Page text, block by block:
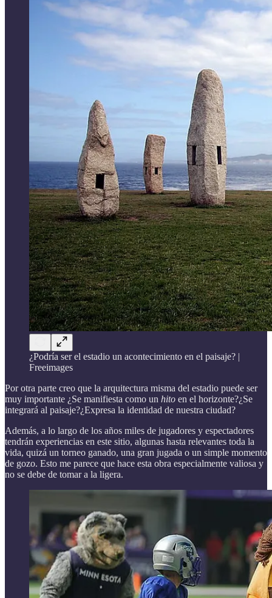
¿Podría ser el estadio un acontecimiento en el paisaje? |
Freeimages
Por otra parte creo que la arquitectura misma del estadio puede ser
muy importante ¿Se manifiesta como un hito en el horizonte?¿Se
integrará al paisaje?¿Expresa la identidad de nuestra ciudad?
Además, a lo largo de los años miles de jugadores y espectadores
tendrán experiencias en este sitio, algunas hasta relevantes toda la
vida, quizá un torneo ganado, una gran jugada o un simple momento
de gozo. Esto me parece que hace esta obra especialmente valiosa y
no se debe de tomar a la ligera.